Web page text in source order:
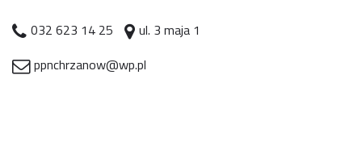
032 623 14 25
ul. 3 maja 1
ppnchrzanow@wp.pl